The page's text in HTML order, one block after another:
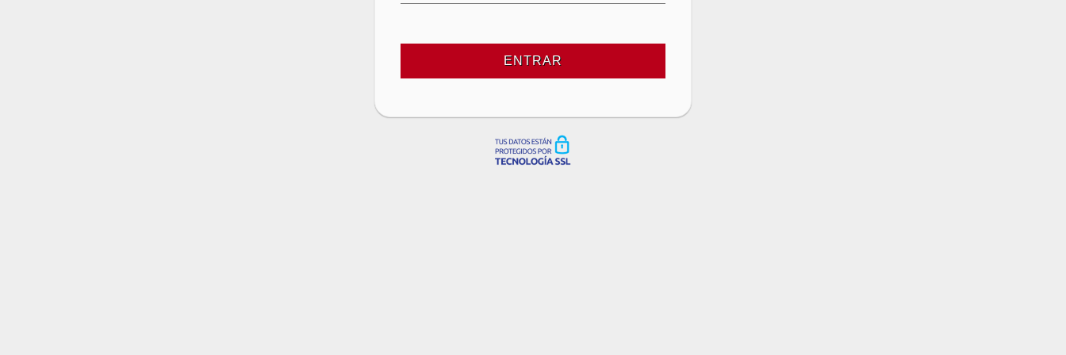
ENTRAR